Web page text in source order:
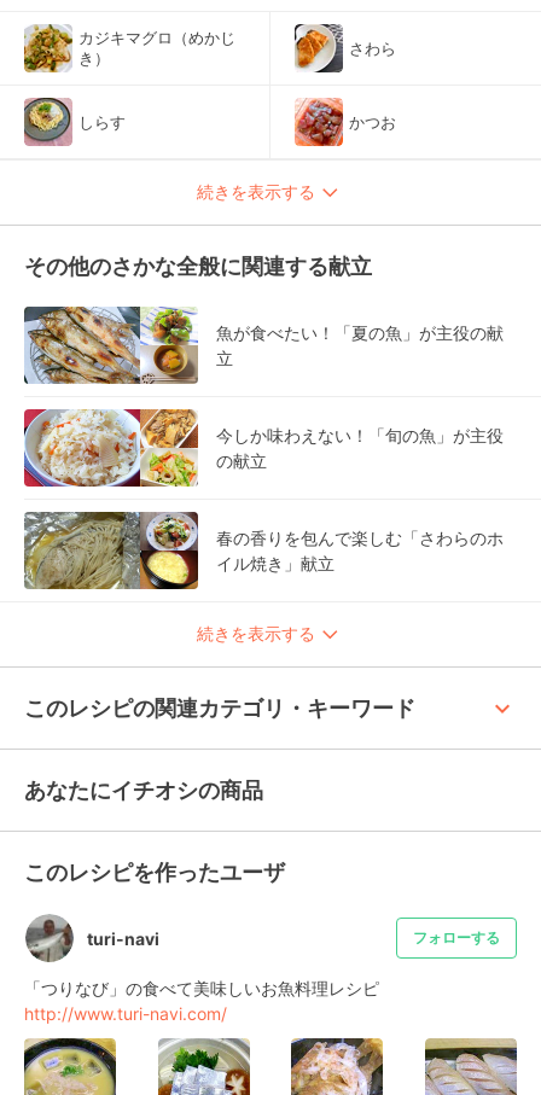
カジキマグロ（めかじ
き）
さわら
しらす かつお
続きを表示する
その他のさかな全般に関連する献立
魚が食べたい！「夏の魚」が主役の献
立
今しか味わえない！「旬の魚」が主役
の献立
春の香りを包んで楽しむ「さわらのホ
イル焼き」献立
続きを表示する
このレシピの関連カテゴリ・キーワード keyboard_arrow_up
あなたにイチオシの商品
このレシピを作ったユーザ
turi-navi フォローする
http://www.turi-navi.com/